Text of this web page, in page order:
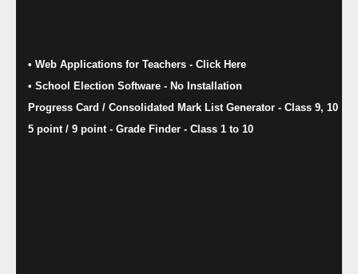
• Web Applications for Teachers - Click Here
• School Election Software​ - No Installation
Progress Card / Consolidated Mark List Generator - Class 9, 10
5 point / 9 point - Grade Finder - Class 1 to 10